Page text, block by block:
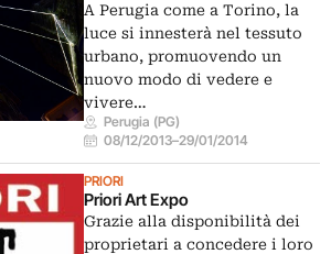
A Perugia come a Torino, la
luce si innesterà nel tessuto
urbano, promuovendo un
nuovo modo di vedere e
vivere…
Perugia (PG)
08/12/2013–29/01/2014
PRIORI
Priori Art Expo
Grazie alla disponibilità dei
proprietari a concedere i loro